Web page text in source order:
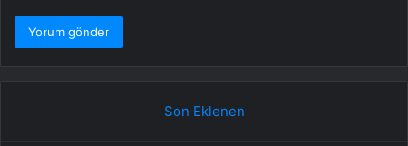
Son Eklenen